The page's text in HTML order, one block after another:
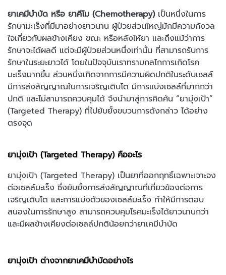
ยาเคมีบำบัด หรือ ยาคีโม (Chemotherapy)เป็นหนึ่งในการ
รักษามะเร็งที่มีมาอย่างยาวนาน ผู้ป่วยส่วนใหญ่มักมีความกังวล
ใจเกี่ยวกับผลข้างเคียง ขณะ หรือหลังให้ยา และถึงแม้ว่าการ
รักษาจะได้ผลดี แต่จะมีผู้ป่วยส่วนหนึ่งเท่านั้น ที่สามารถรับการ
รักษาในระยะยาวได้ โดยในปัจจุบันเราทราบกลไกการเกิดโรค
มะเร็งมากขึ้น ส่วนหนึ่งเกิดจากการมีความผิดปกติในระดับเซลล์
มีการส่งสัญญาณในการเจริญเติบโต มีการแบ่งเซลล์ที่มากกว่า
ปกติ และไม่สามารถควบคุมได้ จึงนำมาสู่การคิดค้น “ยามุ่งเป้า”
(Targeted Therapy) ที่ไปยับยั้งขบวนการดังกล่าว ได้อย่าง
ตรงจุด
ยามุ่งเป้า (Targeted Therapy) คืออะไร
ยามุ่งเป้า (Targeted Therapy) เป็นยาที่ออกฤทธิ์เฉพาะเจาะจง
ต่อเซลล์มะเร็ง ซึ่งยับยั้งการส่งสัญญาณที่เกี่ยวข้องต่อการ
เจริญเติบโต และการแบ่งตัวของเซลล์มะเร็ง ทำให้มีการตอบ
สนองในการรักษาสูง สามารถควบคุมโรคมะเร็งได้ยาวนานกว่า
และมีผลข้างเคียงต่อเซลล์ปกติน้อยกว่ายาเคมีบำบัด
ยามุ่งเป้า ต่างจากยาเคมีบำบัดอย่างไร